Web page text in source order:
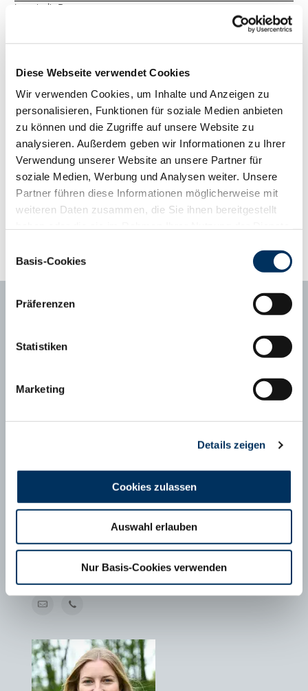
Diese Webseite verwendet Cookies
Wir verwenden Cookies, um Inhalte und Anzeigen zu
personalisieren, Funktionen für soziale Medien anbieten
zu können und die Zugriffe auf unsere Website zu
analysieren. Außerdem geben wir Informationen zu Ihrer
Verwendung unserer Website an unsere Partner für
soziale Medien, Werbung und Analysen weiter. Unsere
Partner führen diese Informationen möglicherweise mit
weiteren Daten zusammen, die Sie ihnen bereitgestellt
Cookies, wenn Sie unsere Webseite weiterhin nutzen.
Basis-Cookies
Präferenzen
Statistiken
Marketing
Details zeigen
Cookies zulassen
Auswahl erlauben
Nur Basis-Cookies verwenden
innerhalb Rasse
+13
Totgeburten
96 +7
Später Ferrero-Sohn mit sehr guten Fundamenten! First
überzeugt mit besonders leichten Abkalbungen und einer
durchschnittlichen Tragezeit.
Phänotyp-Informationen aus der Gebrauchskreuzung
ab zweiter Kalbung, Abweichung vom Mittelwert
Kalbungen
394
Abweichungsprofil Mittel
Tragezeit (Tage) 281
281.3
Ansprechpartner
Geschäftsführer FHB e.V., Bonn